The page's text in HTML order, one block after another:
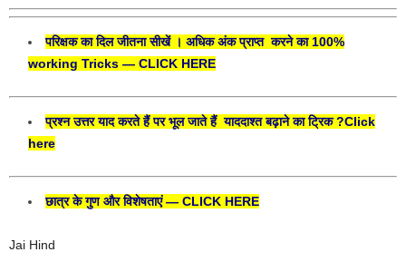
परिक्षक का दिल जीतना सीखें । अधिक अंक प्राप्त करने का 100%
working Tricks — CLICK HERE
प्रश्न उत्तर याद करते हैं पर भूल जाते हैं याददाश्त बढ़ाने का ट्रिक ?Click
here
छात्र के गुण और विशेषताएं — CLICK HERE
Jai Hind